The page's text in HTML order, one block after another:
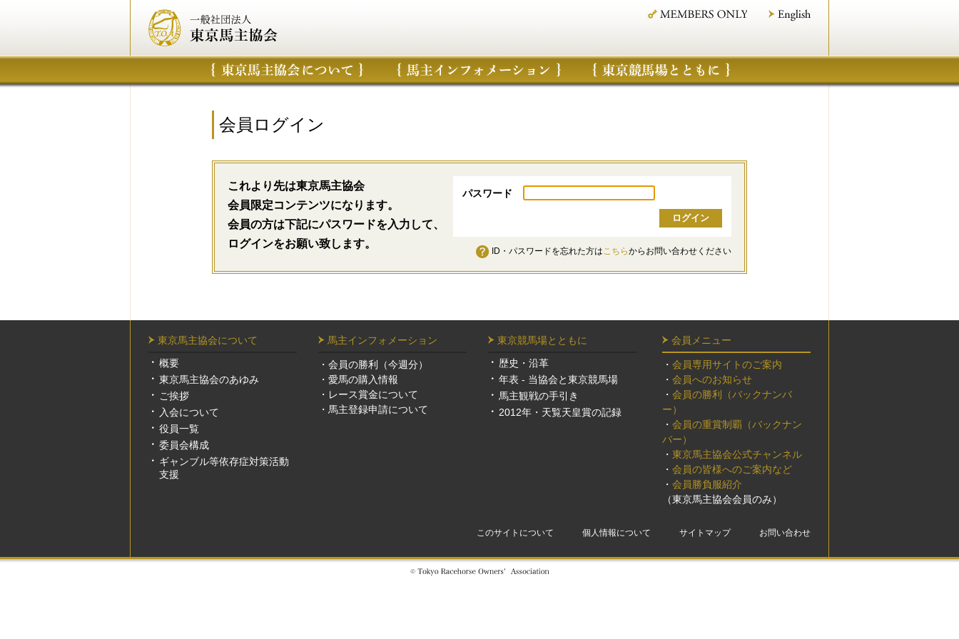
会員ログイン
これより先は東京馬主協会
会員限定コンテンツになります。
会員の方は下記にパスワードを入力して、
ログインをお願い致します。
パスワード
ID・パスワードを忘れた方はこちらからお問い合わせください
東京馬主協会について
概要
東京馬主協会のあゆみ
ご挨拶
入会について
役員一覧
委員会構成
ギャンブル等依存症対策活動
支援
馬主インフォメーション
・ 会員の勝利（今週分）
・ 愛馬の購入情報
・ レース賞金について
・ 馬主登録申請について
東京競馬場とともに
歴史・沿革
年表 - 当協会と東京競馬場
馬主観戦の手引き
2012年・天覧天皇賞の記録
会員メニュー
・ 会員専用サイトのご案内
・ 会員へのお知らせ
・ 会員の勝利（バックナンバ
ー）
・ 会員の重賞制覇（バックナン
バー）
・ 東京馬主協会公式チャンネル
・ 会員の皆様へのご案内など
・ 会員勝負服紹介
（東京馬主協会会員のみ）
このサイトについて 個人情報について サイトマップ お問い合わせ